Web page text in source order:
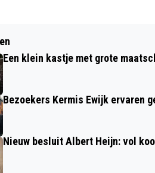
ONDER BRUG BIJ EWIJK
GEHAALD,
Een klein kastje met grote
Bezoekers Kermis Ewijk ervaren
Nieuw besluit Albert Heijn: vol